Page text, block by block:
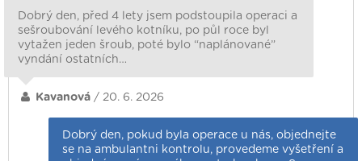
Dobrý den, před 4 lety jsem podstoupila operaci a
sešroubování levého kotníku, po půl roce byl
vytažen jeden šroub, poté bylo “naplánované”
vyndání ostatních…
Kavanová / 20. 6. 2026
Dobrý den, pokud byla operace u nás, objednejte
se na ambulantni kontrolu, provedeme vyšetření a